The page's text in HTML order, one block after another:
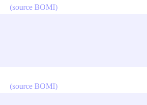
(source BOMI)
(source BOMI)